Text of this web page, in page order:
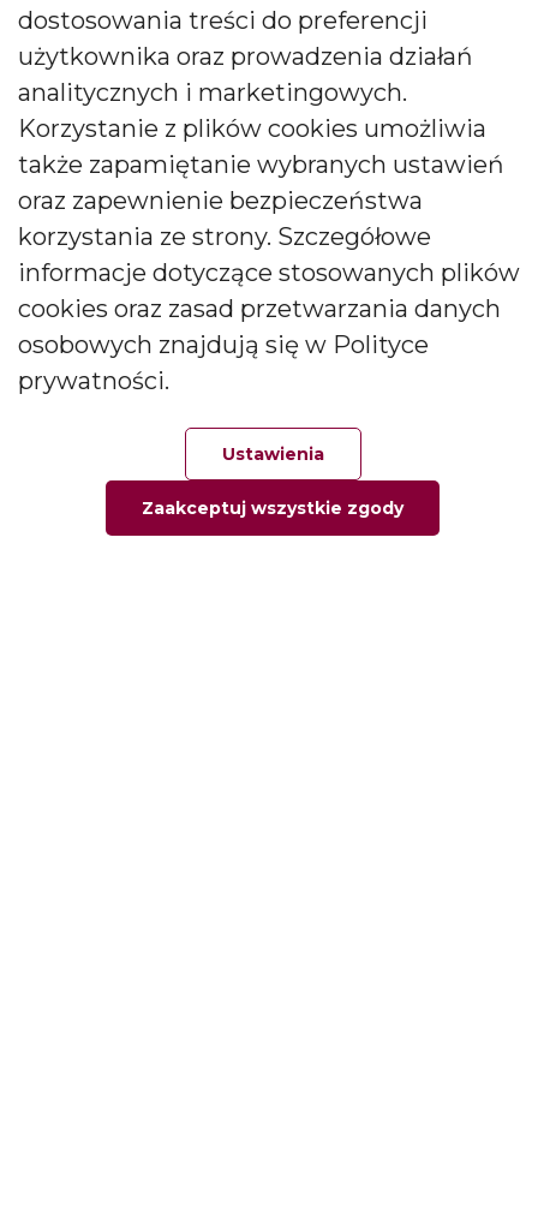
Ulubione Zamówienie
Wyrażam zgodę na otrzymywanie
* więcej
Wyrażam zgodę na otrzymywanie drogą elektroniczną
informacji marketingowych (newslettera) od BARTEK
CANDLES Małgorzata i Janusz Bryłkowscy Sp. Jawna na
podany przeze mnie adres e-mail. Zgoda ta może być
wycofana w każdej chwili.
Polski producent świec zapachowych
Od kilkudziesięciu lat tworzymy świece, które zachwycają
pokolenia. Jesteśmy liderem produkcji świec ozdobnych i
zapachowych oraz dyfuzorów.
dostosowania treści do preferencji
użytkownika oraz prowadzenia działań
analitycznych i marketingowych.
Korzystanie z plików cookies umożliwia
także zapamiętanie wybranych ustawień
oraz zapewnienie bezpieczeństwa
korzystania ze strony. Szczegółowe
informacje dotyczące stosowanych plików
cookies oraz zasad przetwarzania danych
osobowych znajdują się w Polityce
prywatności.
Ustawienia
Zaakceptuj wszystkie zgody